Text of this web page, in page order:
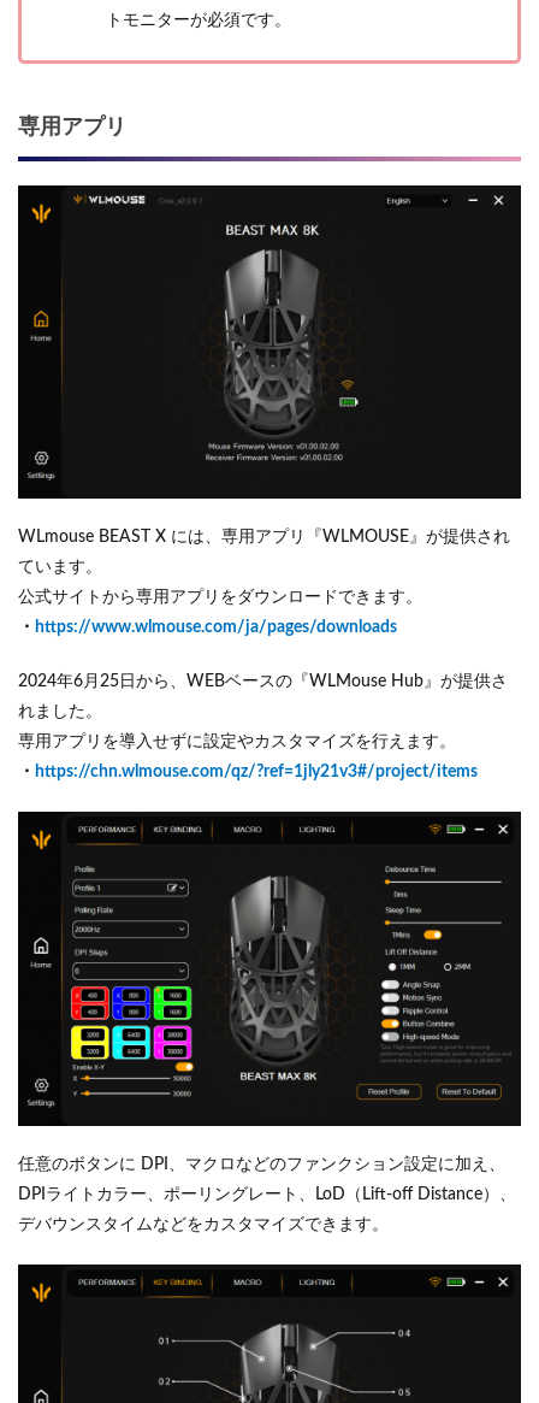
トモニターが必須です。
専用アプリ
WLmouse BEAST X には、専用アプリ『WLMOUSE』が提供され
ています。
公式サイトから専用アプリをダウンロードできます。
・ https://www.wlmouse.com/ja/pages/downloads
2024年6月25日から、WEBベースの『WLMouse Hub』が提供さ
れました。
専用アプリを導入せずに設定やカスタマイズを行えます。
・ https://chn.wlmouse.com/qz/?ref=1jly21v3#/project/items
任意のボタンに DPI、マクロなどのファンクション設定に加え、
DPIライトカラー、ポーリングレート、LoD（Lift-off Distance）、
デバウンスタイムなどをカスタマイズできます。